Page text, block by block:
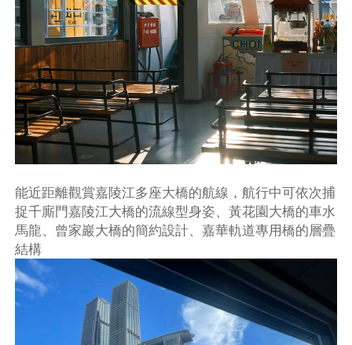
能近距離觀賞嘉陵江多座大橋的航線，航行中可依次捕
捉千廝門嘉陵江大橋的流線型身姿、黃花園大橋的車水
馬龍、曾家巖大橋的簡約設計、嘉華軌道專用橋的層疊
結構